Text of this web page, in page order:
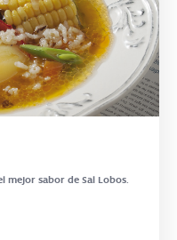
mejor sabor de Sal Lobos.